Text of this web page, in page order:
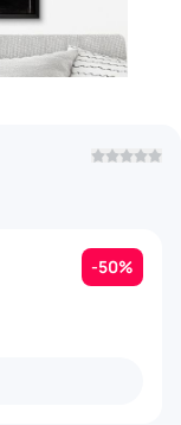
-50%